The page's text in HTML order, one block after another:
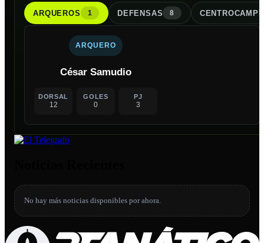
ARQUEROS 1 DEFENSAS 8
ARQUERO
César Samudio
DORSAL
12
GOLES
0
PJ
3
No hay más noticias disponibles por ahora.